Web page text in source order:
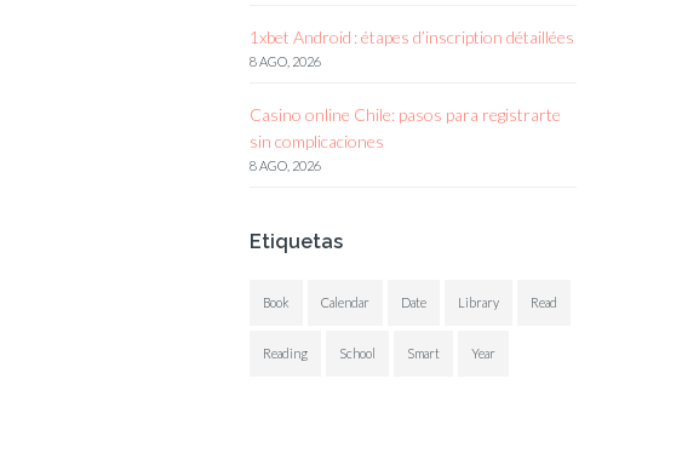
1xbet Android : étapes d’inscription détaillées
8 AGO, 2026
Casino online Chile: pasos para registrarte
sin complicaciones
8 AGO, 2026
Etiquetas
Book Calendar Date Library Read
Reading School Smart Year